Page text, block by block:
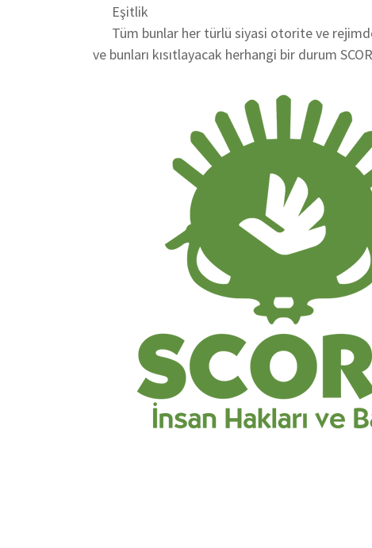
Eşitlik
Tüm bunlar her türlü siyasi otorite ve
ve bunları kısıtlayacak herhangi bir durum